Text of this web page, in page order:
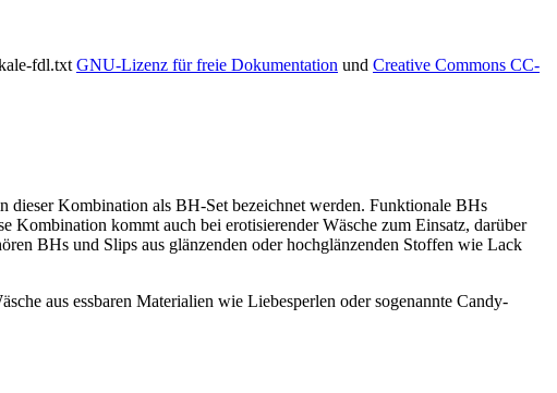
fdl.txt GNU-Lizenz für freie Dokumentation und Creative Commons CC-
dieser Kombination als BH-Set bezeichnet werden. Funktionale BHs
Kombination kommt auch bei erotisierender Wäsche zum Einsatz, darüber
BHs und Slips aus glänzenden oder hochglänzenden Stoffen wie Lack
aus essbaren Materialien wie Liebesperlen oder sogenannte Candy-